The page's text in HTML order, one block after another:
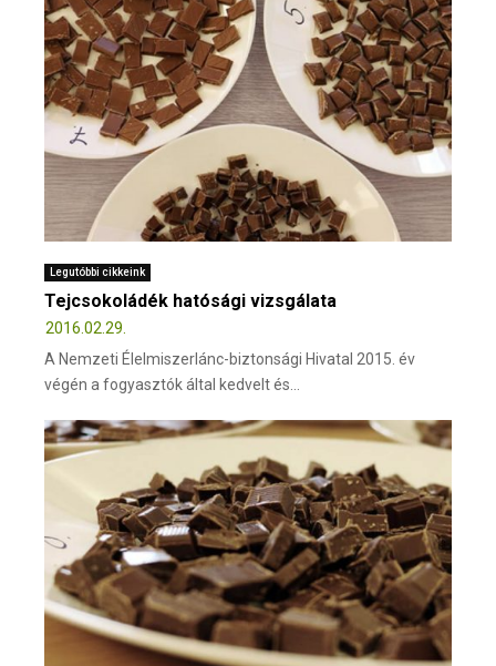
Legutóbbi cikkeink
Tejcsokoládék hatósági vizsgálata
2016.02.29.
A Nemzeti Élelmiszerlánc-biztonsági Hivatal 2015. év
végén a fogyasztók által kedvelt és...